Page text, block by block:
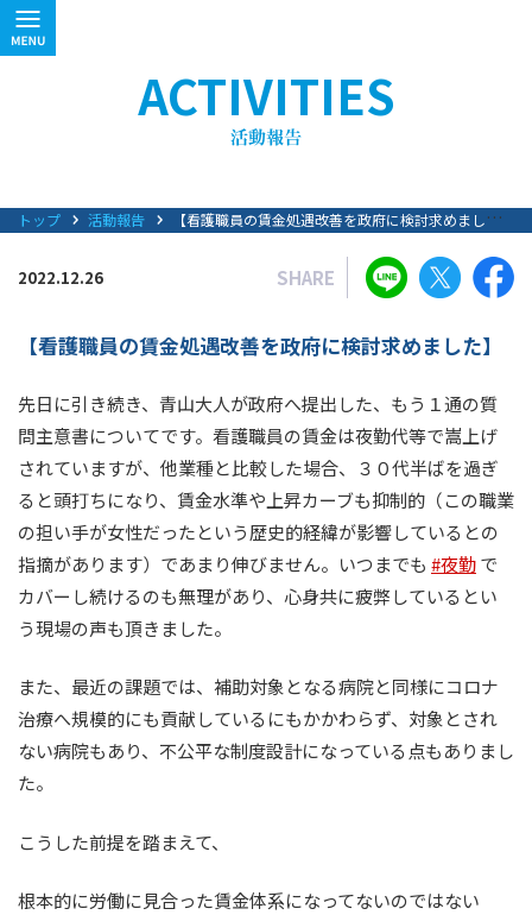
ACTIVITIES
トップ 活動報告 【看護職員の賃金処遇改善を政府に検討求めました】
2022.12.26 SHARE
【看護職員の賃金処遇改善を政府に検討求めました】
先日に引き続き、青山大人が政府へ提出した、もう１通の質
問主意書についてです。看護職員の賃金は夜勤代等で嵩上げ
されていますが、他業種と比較した場合、３０代半ばを過ぎ
ると頭打ちになり、賃金水準や上昇カーブも抑制的（この職業
の担い手が女性だったという歴史的経緯が影響しているとの
指摘があります）であまり伸びません。いつまでも #夜勤で
カバーし続けるのも無理があり、心身共に疲弊しているとい
う現場の声も頂きました。
また、最近の課題では、補助対象となる病院と同様にコロナ
治療へ規模的にも貢献しているにもかかわらず、対象とされ
ない病院もあり、不公平な制度設計になっている点もありまし
た。
こうした前提を踏まえて、
根本的に労働に見合った賃金体系になってないのではない